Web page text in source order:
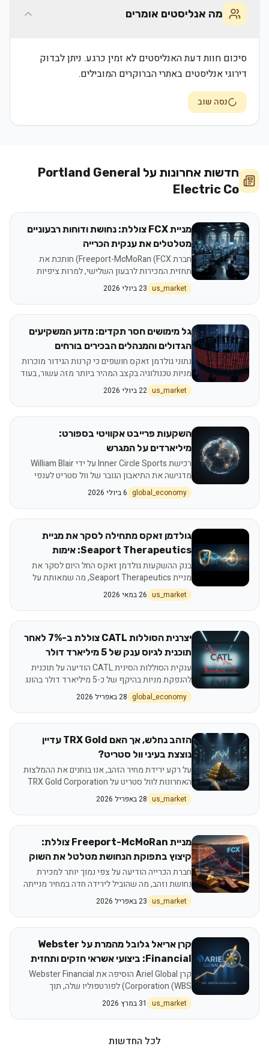
מה אנליסטים אומרים
סיכום חוות דעת האנליסטים לא זמין כרגע. ניתן לבדוק
דירוגי אנליסטים באתרי הברוקרים המובילים.
נסה שוב
חדשות אחרונות על Portland General
Electric Co
מניית FCX צוללת: נחושת ודוחות רבעוניים
מטלטלים את ענקית הכרייה
חברת Freeport-McMoRan (FCX) חותכת את
תחזית המכירות לרבעון השלישי, למרות ציפיות
חזקות לרבעון הרביעי. מחירי הנחושת ממשיכים
לרדת ומעיבים על הסנטימנט בשוק.
us_market 23 ביולי 2026
גל מימושים חסר תקדים: מדוע המשקיעים
הגדולים והמנהלים הבכירים בורחים
מהבורסה?
נתוני גולדמן זאקס חושפים כי קרנות הגידור מוכרות
מניות טכנולוגיה בקצב המהיר ביותר מזה עשור, בעוד
בכירי החברות מממשים אחזקות במיליארדי דולרים
us_market 22 ביולי 2026
השקעות פרייבט אקוויטי בספורט:
מיליארדים על המגרש
רכישת Inner Circle Sports על ידי William Blair
מדגישה את התיאבון הגובר של וול סטריט לענפי
ספורט מקצועניים, ליגות נשים וספורט מכללות
global_economy 6 ביולי 2026
גולדמן זאקס מתחילה לסקר את מניית
Seaport Therapeutics: אימות
טכנולוגי פורץ דרך בשוק התרופות
בנק ההשקעות גולדמן זאקס החל היום לסקר את
מניית Seaport Therapeutics, מה שמאותת על
הכרה משמעותית בפוטנציאל הטכנולוגי של החברה
בתחום פיתוח התרופות. ההחלטה מגיעה על רקע
אימות הפלטפורמה החדשנית של Seaport,
us_market 26 במאי 2026
יצרנית הסוללות CATL צוללת ב-7% לאחר
תוכנית לגיוס ענק של 5 מיליארד דולר
ענקית הסוללות הסינית CATL הודיעה על תוכנית
להנפקת מניות בהיקף של כ-5 מיליארד דולר בהונג
קונג, מה שהוביל לצניחה חדה במניית החברה במסחר
היום.
global_economy 28 באפריל 2026
הזהב נחלש, אך האם TRX Gold עדיין
נוצצת בעיני וול סטריט?
על רקע ירידת מחיר הזהב, אנו בוחנים את ההמלצות
האחרונות לוול סטריט על TRX Gold Corporation
ואת הפוטנציאל הגלום בחברות כריית זהב.
us_market 28 באפריל 2026
מניית Freeport-McMoRan צוללת:
קיצוץ בתפוקת הנחושת מטלטל את השוק
חברת הכרייה הודיעה על צפי נמוך יותר למכירת
נחושת וזהב, מה שהוביל לירידה חדה במחיר מנייתה
ומשפיע על סנטימנט הסחורות.
us_market 23 באפריל 2026
קרן אריאל גלובל מהמרת על Webster
Financial: ביצועי אשראי חזקים ותחזית
צמיחה
קרן Ariel Global הוסיפה את Webster Financial
Corporation (WBS) לפורטפוליו שלה, תוך
התייחסות לביצועי אשראי מרשימים ופוטנציאל
צמיחה עתידי
us_market 31 במרץ 2026
לכל החדשות